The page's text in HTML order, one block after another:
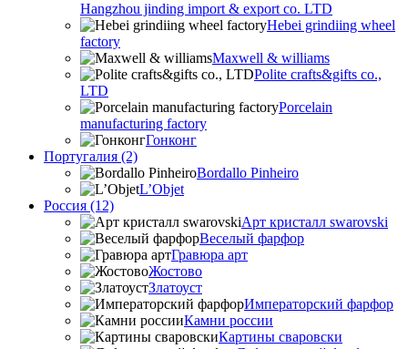
Hangzhou jinding import & export co. LTD
Hebei grindiing wheel
factory
Maxwell & williams
Polite crafts&gifts co.,
LTD
Porcelain
manufacturing factory
Гонконг
Португалия (2)
Bordallo Pinheiro
L’Objet
Россия (12)
Арт кристалл swarovski
Веселый фарфор
Гравюра арт
Жостово
Златоуст
Императорский фарфор
Камни россии
Картины сваровски